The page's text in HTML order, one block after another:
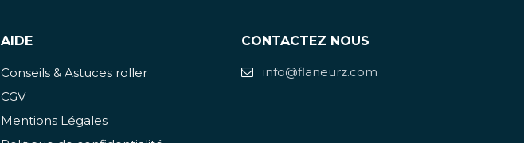
AIDE
Conseils & Astuces roller
CGV
Mentions Légales
CONTACTEZ NOUS
info@flaneurz.com